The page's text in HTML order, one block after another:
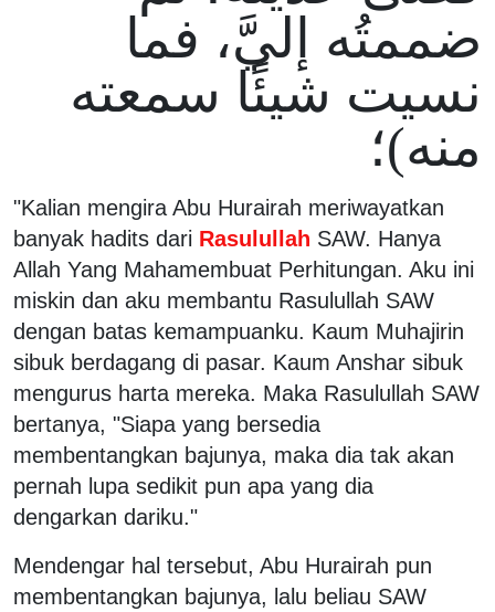
ضممتُه إليَّ، فما
نسيت شيئًا سمعته
منه)؛
"Kalian mengira Abu Hurairah meriwayatkan
banyak hadits dari Rasulullah SAW. Hanya
Allah Yang Mahamembuat Perhitungan. Aku ini
miskin dan aku membantu Rasulullah SAW
dengan batas kemampuanku. Kaum Muhajirin
sibuk berdagang di pasar. Kaum Anshar sibuk
mengurus harta mereka. Maka Rasulullah SAW
bertanya, "Siapa yang bersedia
membentangkan bajunya, maka dia tak akan
pernah lupa sedikit pun apa yang dia
dengarkan dariku."
Mendengar hal tersebut, Abu Hurairah pun
membentangkan bajunya, lalu beliau SAW